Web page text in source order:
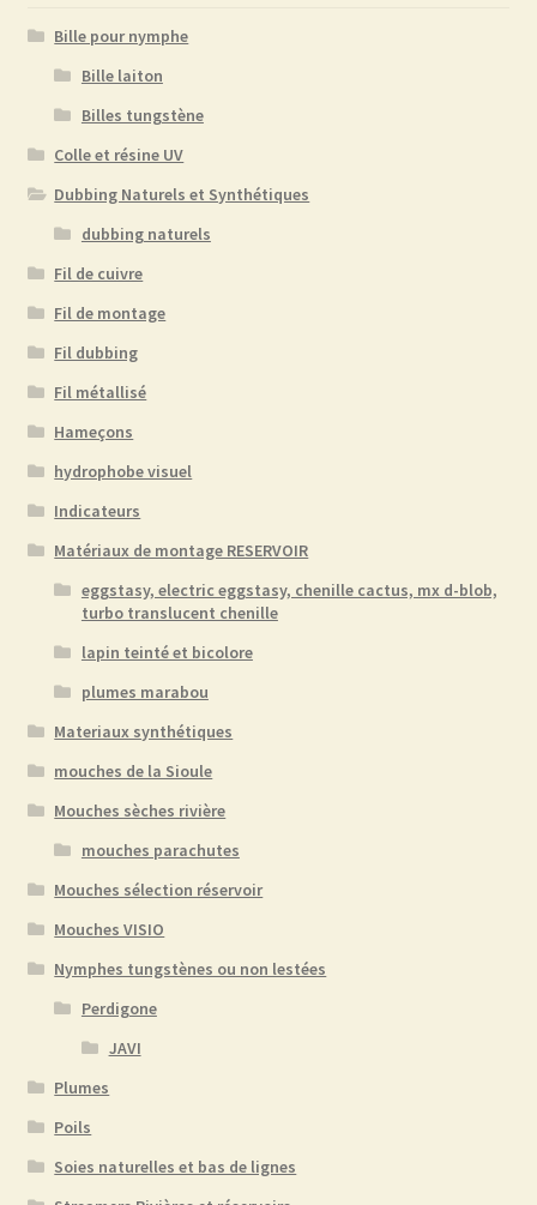
Bille pour nymphe
Bille laiton
Billes tungstène
Colle et résine UV
Dubbing Naturels et Synthétiques
dubbing naturels
Fil de cuivre
Fil de montage
Fil dubbing
Fil métallisé
Hameçons
hydrophobe visuel
Indicateurs
Matériaux de montage RESERVOIR
eggstasy, electric eggstasy, chenille cactus, mx d-blob,
turbo translucent chenille
lapin teinté et bicolore
plumes marabou
Materiaux synthétiques
mouches de la Sioule
Mouches sèches rivière
mouches parachutes
Mouches sélection réservoir
Mouches VISIO
Nymphes tungstènes ou non lestées
Perdigone
JAVI
Plumes
Poils
Soies naturelles et bas de lignes